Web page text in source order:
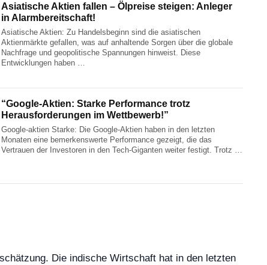
Asiatische Aktien fallen – Ölpreise steigen: Anleger
in Alarmbereitschaft!
Asiatische Aktien: Zu Handelsbeginn sind die asiatischen
Aktienmärkte gefallen, was auf anhaltende Sorgen über die globale
Nachfrage und geopolitische Spannungen hinweist. Diese
Entwicklungen haben …
“Google-Aktien: Starke Performance trotz
Herausforderungen im Wettbewerb!”
Google-aktien Starke: Die Google-Aktien haben in den letzten
Monaten eine bemerkenswerte Performance gezeigt, die das
Vertrauen der Investoren in den Tech-Giganten weiter festigt. Trotz …
Die indische Wirtschaft hat in den letzten